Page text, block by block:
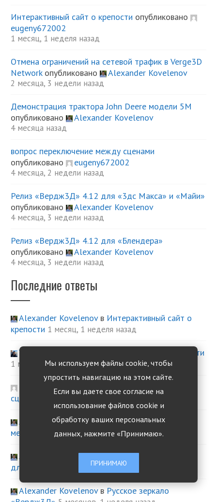
Мы используем файлы cookie, чтобы
упростить навигацию на этом сайте.
Если вы даете свое согласие на
использование файлов cookie и
обработку ваших персональных
данных, нажмите «Принимаю».
ПРИНИМАЮ
Интерактивный сайт о крепости опубликовано
eugeny672002
1 месяц, 1 неделя назад
Отмена ограничений на сетевой трафик в Verge3D
Networkопубликовано Alexander Kovelenov
2 месяца, 3 недели назад
Демонстрация трактора John Deere модели 5М
опубликовано
Alexander Kovelenov
4 месяца назад
вопрос переключение между сценами
опубликовано
eugeny672002
4 месяца, 2 недели назад
Релиз «Вердж3Д» 4.12 для «3дс Макса» и «Майи»
опубликовано
Alexander Kovelenov
4 месяца, 3 недели назад
Релиз «Вердж3Д» 4.12 для «Блендера»
опубликовано
Alexander Kovelenov
4 месяца, 3 недели назад
Последние ответы
Alexander Kovelenovв Интерактивный сайт о
крепости 1 месяц, 1 неделя назад
Yuri Kovelenov Интерактивный сайт о крепости
1 месяц, 1 неделя назад
eugeny672002
сценами
4 месяца, 2 недели назад
Alexander Kovelenovввопрос переключение
между сценами 4 месяца, 2 недели назад
Alexander KovelenovвРелиз «Вердж3Д» 4.12
для «Блендера»
4 месяца, 3 недели назад
Alexander Kovelenovв Русское зеркало